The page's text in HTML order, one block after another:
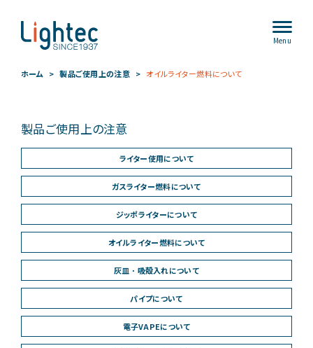
Menu
ホーム 製品ご使用上の注意 オイルライター燃料について
製品ご使用上の注意
ライター使用について
ガスライター燃料について
ジッポライターについて
オイルライター燃料について
灰皿 ･ 吸殻入れについて
パイプについて
電子VAPEについて